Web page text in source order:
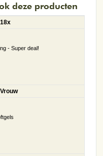
deze producten
- Super deal!